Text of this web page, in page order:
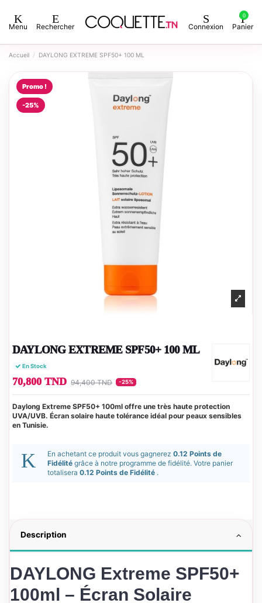
Menu Rechercher Connexion
0
Panier
Accueil DAYLONG EXTREME SPF50+ 100 ML
Promo !
-25%
DAYLONG EXTREME SPF50+ 100 ML
En Stock
70,800 TND 94,400 TND -25%
Daylong Extreme SPF50+ 100ml offre une très haute protection
UVA/UVB. Écran solaire haute tolérance idéal pour peaux sensibles
en Tunisie.
En achetant ce produit vous gagnerez 0.12 Points de
Fidélité grâce à notre programme de fidélité. Votre panier
totalisera 0.12 Points de Fidélité .
Description
DAYLONG Extreme SPF50+
100ml – Écran Solaire